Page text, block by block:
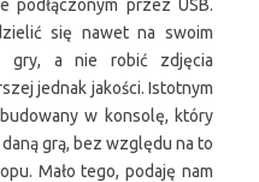
podłączonym przez USB.
się nawet na swoim
gry, a nie robić zdjęcia
jednak jakości. Istotnym
w konsolę, który
grą, bez względu na to
Mało tego, podaję nam